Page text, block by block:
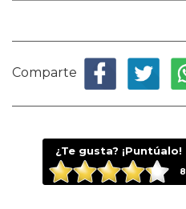
Comparte
¿Te gusta? ¡Puntúalo!
8